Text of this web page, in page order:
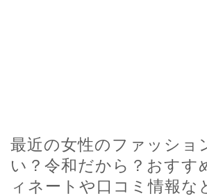
最近の女性のファッショ
い？令和だから？おすす
ィネートや口コミ情報な